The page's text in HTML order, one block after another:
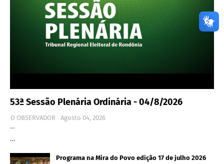
53ª Sessão Plenária Ordinária - 04/8/2026
O OBSERVADOR
Agosto 04, 2026
…
…
Programa na Mira do Povo edição 17 de julho 2026